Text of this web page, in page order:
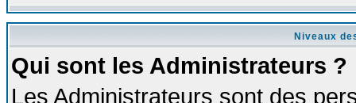
Niveaux
Qui sont les Administrateurs ?
Les Administrateurs sont des